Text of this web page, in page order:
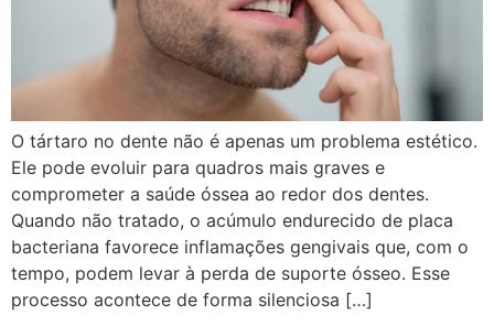
O tártaro no dente não é apenas um problema estético.
Ele pode evoluir para quadros mais graves e
comprometer a saúde óssea ao redor dos dentes.
Quando não tratado, o acúmulo endurecido de placa
bacteriana favorece inflamações gengivais que, com o
tempo, podem levar à perda de suporte ósseo. Esse
processo acontece de forma silenciosa […]